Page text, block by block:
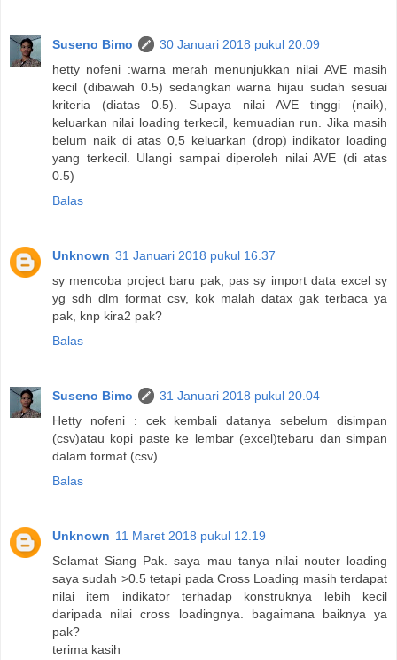
Suseno Bimo
30 Januari 2018 pukul 20.09
hetty nofeni :warna merah menunjukkan nilai AVE masih
kecil (dibawah 0.5) sedangkan warna hijau sudah sesuai
kriteria (diatas 0.5). Supaya nilai AVE tinggi (naik),
keluarkan nilai loading terkecil, kemuadian run. Jika masih
belum naik di atas 0,5 keluarkan (drop) indikator loading
yang terkecil. Ulangi sampai diperoleh nilai AVE (di atas
0.5)
Balas
Unknown 31 Januari 2018 pukul 16.37
sy mencoba project baru pak, pas sy import data excel sy
yg sdh dlm format csv, kok malah datax gak terbaca ya
pak, knp kira2 pak?
Balas
Suseno Bimo
31 Januari 2018 pukul 20.04
Hetty nofeni : cek kembali datanya sebelum disimpan
(csv)atau kopi paste ke lembar (excel)tebaru dan simpan
dalam format (csv).
Balas
Unknown 11 Maret 2018 pukul 12.19
Selamat Siang Pak. saya mau tanya nilai nouter loading
saya sudah >0.5 tetapi pada Cross Loading masih terdapat
nilai item indikator terhadap konstruknya lebih kecil
daripada nilai cross loadingnya. bagaimana baiknya ya
pak?
terima kasih